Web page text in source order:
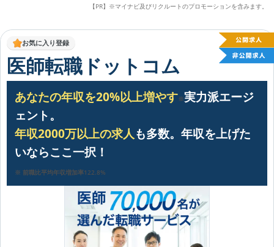
【PR】※マイナビ及びリクルートのプロモーションを含みます。
お気に入り登録
医師転職ドットコム
あなたの年収を20%以上増やす※実力派エージ
ェント。
年収2000万以上の求人も多数。年収を上げた
いならここ一択！
※ 前職比平均年収増加率122.8%